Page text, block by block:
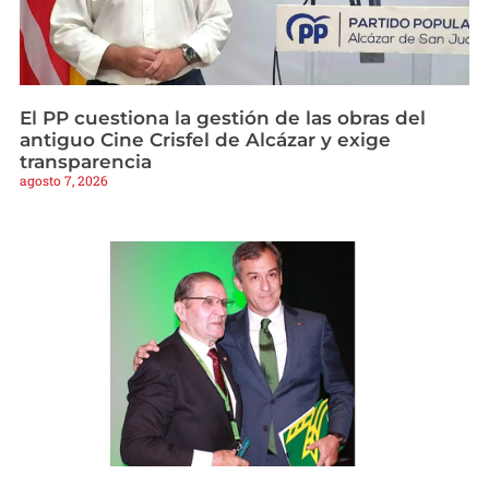
El PP cuestiona la gestión de las obras del
antiguo Cine Crisfel de Alcázar y exige
transparencia
agosto 7, 2026